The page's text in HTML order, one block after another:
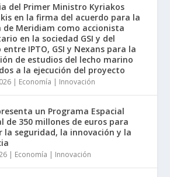
del Primer Ministro Kyriakos
en la firma del acuerdo para la
de Meridiam como accionista
en la sociedad GSI y del
entre IPTO, GSI y Nexans para la
de estudios del lecho marino
a la ejecución del proyecto
| Economía | Innovación
un Programa Espacial
de 350 millones de euros para
la seguridad, la innovación y la
| Economía | Innovación